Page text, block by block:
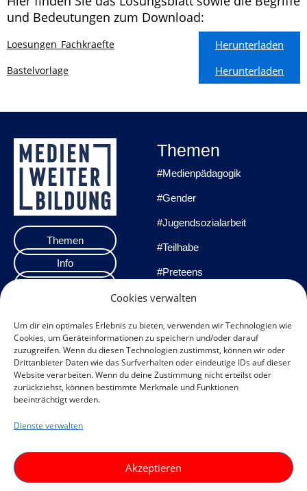
Cookies verwalten
Um dir ein optimales Erlebnis zu bieten, verwenden wir Technologien wie
Cookies, um Geräteinformationen zu speichern und/oder darauf
zuzugreifen. Wenn du diesen Technologien zustimmst, können wir oder
Drittanbieter Daten wie das Surfverhalten oder eindeutige IDs auf dieser
Website verarbeiten. Wenn du deine Zustimmung nicht erteilst oder
zurückziehst, können bestimmte Merkmale und Funktionen
beeinträchtigt werden.
Dienste verwalten
Akzeptieren
und Bedeutungen zum Download:
Loesungen_Fachkraefte Herunterladen
Bastelvorlage Herunterladen
Themen
Info
Impressum
Datenschutzerklärung
Datenschutz
F
a
I
n
Themen
#Medienpädagogik
#Gender
#Jugendsozialarbeit
#Teilhabe
#Preteens
#Praxisprojekte
#Methoden